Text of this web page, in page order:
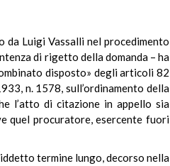
da Luigi Vassalli nel procedimento
di rigetto della domanda – ha
disposto» degli articoli 82
n. 1578, sull’ordinamento della
l’atto di citazione in appello sia
quel procuratore, esercente fuori
termine lungo, decorso nella